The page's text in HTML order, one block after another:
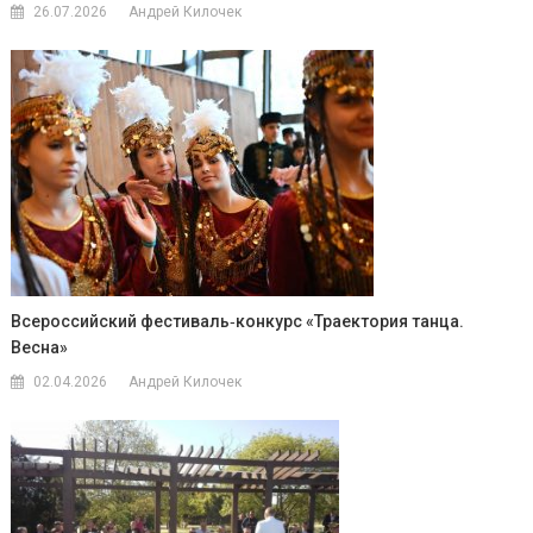
26.07.2026 Андрей Килочек
Всероссийский фестиваль‑конкурс «Траектория танца.
Весна»
02.04.2026 Андрей Килочек